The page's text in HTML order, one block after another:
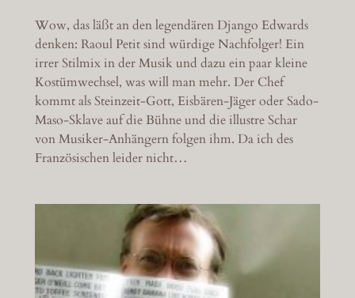
Wow, das läßt an den legendären Django Edwards
denken: Raoul Petit sind würdige Nachfolger! Ein
irrer Stilmix in der Musik und dazu ein paar kleine
Kostümwechsel, was will man mehr. Der Chef
kommt als Steinzeit-Gott, Eisbären-Jäger oder Sado-
Maso-Sklave auf die Bühne und die illustre Schar
von Musiker-Anhängern folgen ihm. Da ich des
Französischen leider nicht…